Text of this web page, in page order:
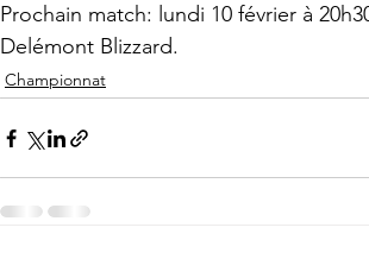
Prochain match: lundi 10 février à
Delémont Blizzard.
Championnat